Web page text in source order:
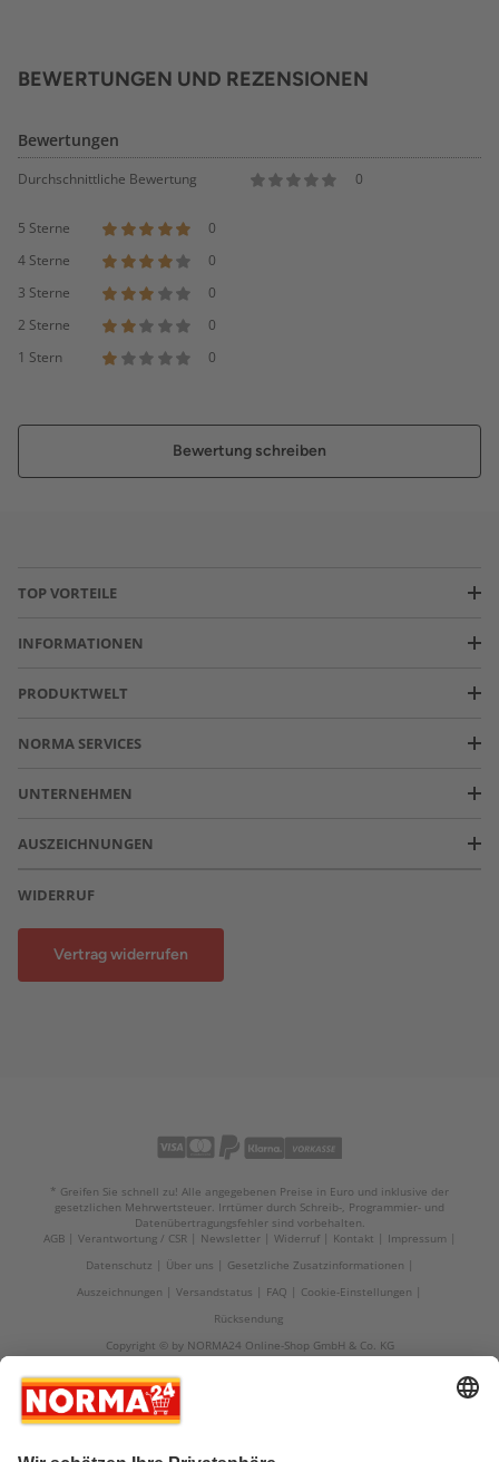
BEWERTUNGEN UND REZENSIONEN
Bewertungen
Durchschnittliche Bewertung 0
5 Sterne
0
4 Sterne
0
3 Sterne
0
2 Sterne
0
1 Stern
0
Bewertung schreiben
TOP VORTEILE
INFORMATIONEN
PRODUKTWELT
NORMA SERVICES
UNTERNEHMEN
AUSZEICHNUNGEN
WIDERRUF
Vertrag widerrufen
* Greifen Sie schnell zu! Alle angegebenen Preise in Euro und inklusive der
gesetzlichen Mehrwertsteuer. Irrtümer durch Schreib-, Programmier- und
Datenübertragungsfehler sind vorbehalten.
AGB
Verantwortung / CSR Newsletter Widerruf Kontakt
Impressum
Datenschutz
Über uns
Gesetzliche Zusatzinformationen
Auszeichnungen
Versandstatus FAQ
Cookie-Einstellungen
Rücksendung
Copyright © by NORMA24 Online-Shop GmbH & Co. KG